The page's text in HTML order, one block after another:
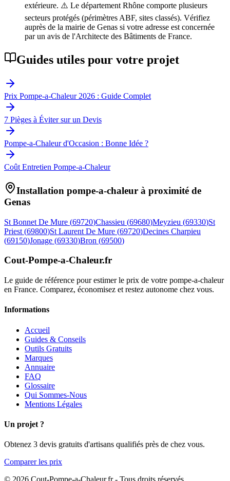
extérieure. ⚠️ Le département Rhône comporte plusieurs
secteurs protégés (périmètres ABF, sites classés). Vérifiez
auprès de la mairie de Genas si votre adresse est concernée
par un avis de l'Architecte des Bâtiments de France.
Guides utiles pour votre projet
Prix Pompe-a-Chaleur 2026 : Guide Complet
7 Pièges à Éviter sur un Devis
Pompe-a-Chaleur d'Occasion : Bonne Idée ?
Coût Entretien Pompe-a-Chaleur
Installation pompe-a-chaleur à proximité de
Genas
St Bonnet De Mure (69720)Chassieu (69680)Meyzieu (69330)St
Priest (69800)St Laurent De Mure (69720)Decines Charpieu
(69150)Jonage (69330)Bron (69500)
Cout-Pompe-a-Chaleur.fr
Le guide de référence pour estimer le prix de votre pompe-a-chaleur
en France. Comparez, économisez et restez autonome chez vous.
Informations
Accueil
Guides & Conseils
Outils Gratuits
Marques
Annuaire
FAQ
Glossaire
Qui Sommes-Nous
Mentions Légales
Un projet ?
Obtenez 3 devis gratuits d'artisans qualifiés près de chez vous.
Comparer les prix
© 2026 Cout-Pompe-a-Chaleur.fr - Tous droits réservés.